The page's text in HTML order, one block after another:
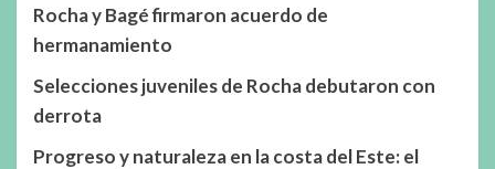
Rocha y Bagé firmaron acuerdo de
hermanamiento
Selecciones juveniles de Rocha debutaron con
derrota
Progreso y naturaleza en la costa del Este: el